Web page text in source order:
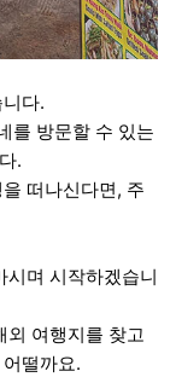
다.
를 방문할 수 있는
.
떠나신다면, 주
시며 시작하겠습니
외 여행지를 찾고
떨까요.